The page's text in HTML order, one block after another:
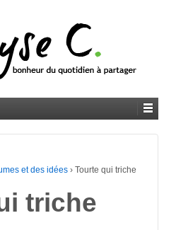
et des idées › Tourte qui triche
triche